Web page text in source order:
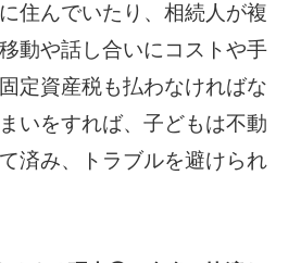
住んでいたり、相続人が複
動や話し合いにコストや手
定資産税も払わなければな
いをすれば、子どもは不動
済み、トラブルを避けられ